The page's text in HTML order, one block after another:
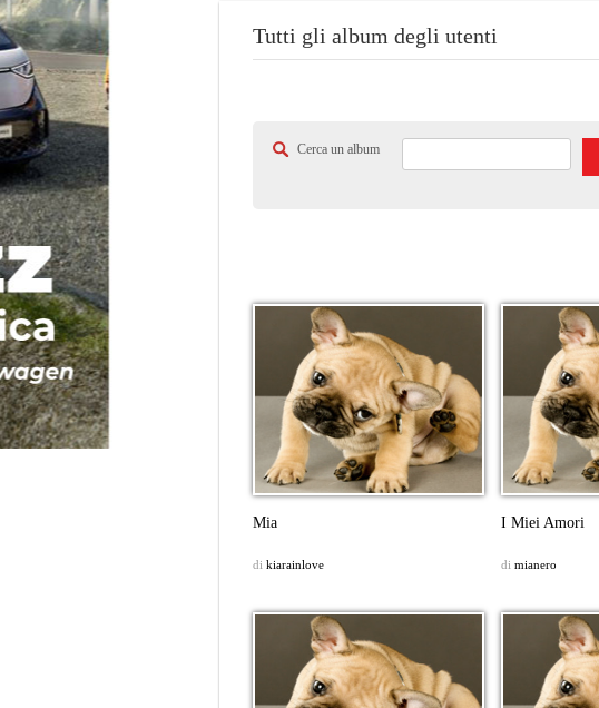
Tutti gli album degli utenti
Cerca un album
Mia
di kiarainlove
I Miei Amori
di mianero